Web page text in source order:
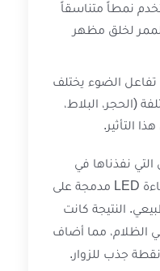
نمطاً متناسقاً
لخلق مظهر
تفاعل الضوء يختلف
(الحجر، البلاط،
التأثير.
نفذناها في
منطقة المسيلة، استخدمنا إضاءة LED مدمجة على
النتيجة كانت
الظلام، مما أضاف
جذب للزوار.